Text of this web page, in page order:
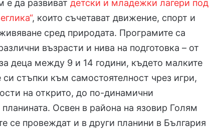
е да развиватдетски и младежки лагери под
, които съчетават движение, спорт и
сред природата. Програмите са
възрасти и нива на подготовка – от
деца между 9 и 14 години, където малките
си стъпки към самостоятелност чрез игри,
на открито, до по-динамични
Освен в района на язовир Голям
се провеждат и в други планини в България